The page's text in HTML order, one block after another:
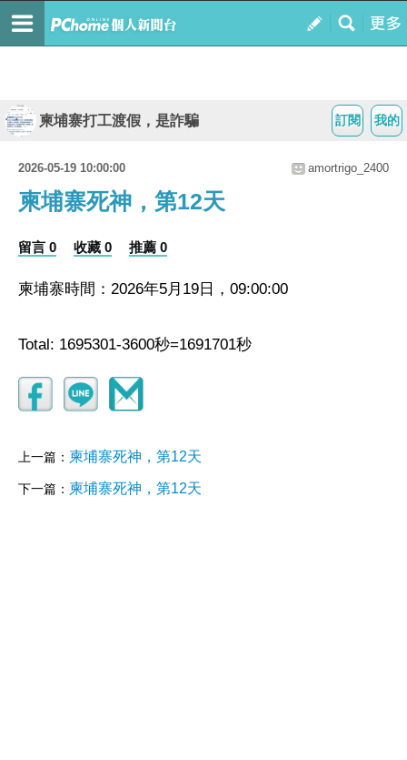
我的
訂閱
柬埔寨打工渡假，是詐騙
2026-05-19 10:00:00 amortrigo_2400
柬埔寨死神，第12天
留言 0 收藏 0 推薦 0
柬埔寨時間：2026年5月19日，09:00:00
Total: 1695301-3600秒=1691701秒
上一篇： 柬埔寨死神，第12天
下一篇： 柬埔寨死神，第12天